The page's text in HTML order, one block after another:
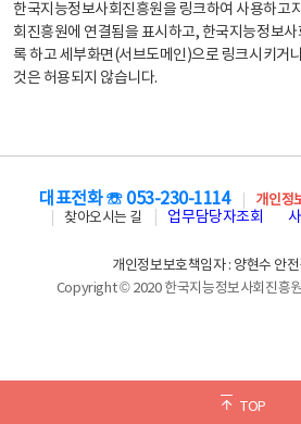
한국지능정보사회진흥원을 링크하여 사용하고
회진흥원에 연결됨을 표시하고, 한국지능정보
록 하고 세부화면(서브도메인)으로 링크시키거
것은 허용되지 않습니다.
TOP
대표전화 ☏ 053-230-1114 개인정
찾아오시는 길
업무담당자조회
개인정보보호책임자 : 양현수 안
Copyright © 2020 한국지능정보사회진흥